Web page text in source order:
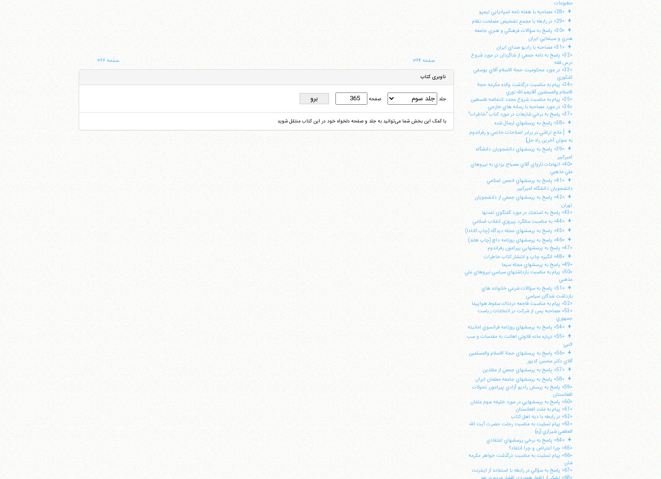
مطبوعات
+ «28» مصاحبه با هفته نامه اسپانيايي تيمپو
+ «29» در رابطه با مجمع تشخيص مصلحت نظام
+
«30» پاسخ به سؤالات فرهنگي و هنري جامعه
هنري و سينمايي ايران
+ «31» مصاحبه با راديو صداي ايران
«32» پاسخ به نامه جمعي از شاگردان در مورد شروع
درس فقه
«33» در مورد محكوميت حجة الاسلام آقاي يوسفي
اشكوري
«34» پيام به مناسبت درگذشت والده مكرمه حجة
الاسلام والمسلمين آقايعبدالله نوري
«35» پيام به مناسبت شروع مجدد انتفاضه فلسطين
«36» در مورد مصاحبه با رسانه هاي خارجي
«37» پاسخ به برخي شايعات در مورد كتاب "خاطرات"
+ «38» پاسخ به پرسشهاي ارسال شده
+ [ مانع تراشي در برابر اصلاحات خاتمي و رفراندوم
به عنوان آخرين راه حل]
+
«39» پاسخ به پرسشهاي دانشجويان دانشگاه
اميركبير
«40» اتهامات نارواي آقاي مصباح يزدي به نيروهاي
ملي مذهبي
+
«41» پاسخ به پرسشهاي انجمن اسلامي
دانشجويان دانشگاه اميركبير
+
«42» پاسخ به پرسشهاي جمعي از دانشجويان
تهران
«43» پاسخ به استفتاء در مورد گفتگوي تمدنها
+ «44» به مناسبت سالگرد پيروزي انقلاب اسلامي
+ «45» پاسخ به پرسشهاي مجله ديدگاه (چاپ كانادا)
+ «46» پاسخ به پرسشهاي روزنامه داچ (چاپ هلند)
«47» پاسخ به پرسشهايي پيرامون رفراندوم
+ «48» انگيزه چاپ و انتشار كتاب خاطرات
«49» پاسخ به پرسشهاي مجله سيما
«50» پيام به مناسبت بازداشتهاي سياسي نيروهاي ملي
مذهبي
+
«51» پاسخ به سؤالات شرعي خانواده هاي
بازداشت شدگان سياسي
«52» پپام به مناسبت فاجعه دردناك سقوط هواپيما
«53» مصاحبه پس از شركت در انتخابات رياست
جمهوري
+ «54» پاسخ به پرسشهاي روزنامه فرانسوي امانيته
+
«55» درباره ماده قانوني اهانت به مقدسات و سب
النبي
+
«56» پاسخ به پرسشهاي حجة الاسلام والمسلمين
آقاي دكتر محسن كديور
+ «57» پاسخ به پرسشهاي جمعي از مقلدين
+ «58» پاسخ به پرسشهاي جامعه معلمان ايران
«59» پاسخ به پرسش راديو آزادي پيرامون تحولات
افغانستان
«60» پاسخ به پرسشهايي در مورد خليفه سوم عثمان
«61» پيام به ملت افغانستان
«62» در رابطه با ديه اهل كتاب
«63» پيام تسليت به مناسبت رحلت حضرت آيت الله
العظمي شيرازي (ره)
+ «64» پاسخ به برخي پرسشهاي اعتقادي
«65» چرا اعتراض و چرا انتقاد؟
«66» پيام تسليت به مناسبت درگذشت خواهر مكرمه
شان
«67» پاسخ به سؤالي در رابطه با استفاده از اينترنت
صفحه ۳۶۴ صفحه ۳۶۶
ناوبری کتاب
جلد صفحه
با کمک این بخش شما می‌توانید به جلد و صفحه دلخواه خود در این کتاب منتقل شوید